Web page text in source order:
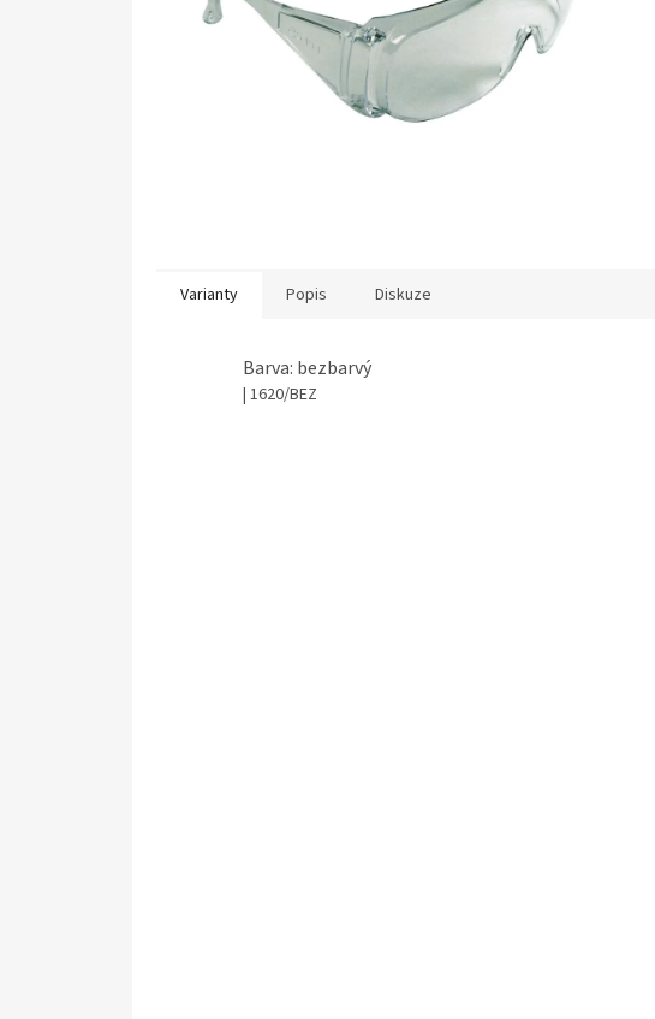
Varianty Popis Diskuze
Barva: bezbarvý
| 1620/BEZ